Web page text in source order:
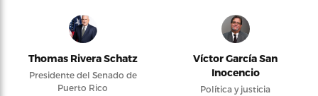
Thomas Rivera Schatz
Presidente del Senado de
Puerto Rico
Víctor García San
Inocencio
Política y justicia